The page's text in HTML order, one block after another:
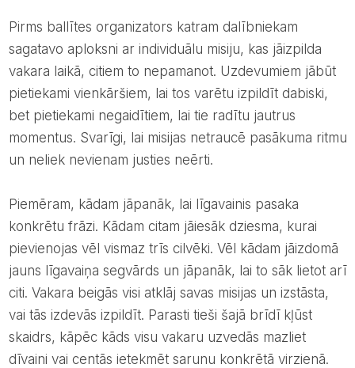
Pirms ballītes organizators katram dalībniekam
sagatavo aploksni ar individuālu misiju, kas jāizpilda
vakara laikā, citiem to nepamanot. Uzdevumiem jābūt
pietiekami vienkāršiem, lai tos varētu izpildīt dabiski,
bet pietiekami negaidītiem, lai tie radītu jautrus
momentus. Svarīgi, lai misijas netraucē pasākuma ritmu
un neliek nevienam justies neērti.
Piemēram, kādam jāpanāk, lai līgavainis pasaka
konkrētu frāzi. Kādam citam jāiesāk dziesma, kurai
pievienojas vēl vismaz trīs cilvēki. Vēl kādam jāizdomā
jauns līgavaiņa segvārds un jāpanāk, lai to sāk lietot arī
citi. Vakara beigās visi atklāj savas misijas un izstāsta,
vai tās izdevās izpildīt. Parasti tieši šajā brīdī kļūst
skaidrs, kāpēc kāds visu vakaru uzvedās mazliet
dīvaini vai centās ietekmēt sarunu konkrētā virzienā.